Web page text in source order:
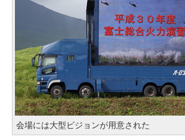
会場には大型ビジョンが用意された